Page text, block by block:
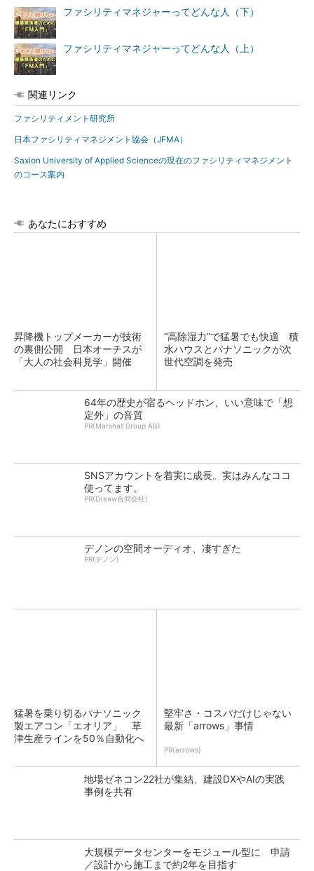
ファシリティマネジャーってどんな人（下）
ファシリティマネジャーってどんな人（上）
関連リンク
ファシリティメント研究所
日本ファシリティマネジメント協会（JFMA）
Saxion University of Applied Scienceの現在のファシリティマネジメント
のコース案内
あなたにおすすめ
昇降機トップメーカーが技術
の裏側公開 日本オーチスが
「大人の社会科見学」開催
“高除湿力”で猛暑でも快適 積
水ハウスとパナソニックが次
世代空調を発売
64年の歴史が宿るヘッドホン、いい意味で「想
定外」の音質
PR(Marshall Group AB)
SNSアカウントを着実に成長。実はみんなココ
使ってます。
PR(Dreaw合同会社)
デノンの空間オーディオ、凄すぎた
PR(デノン)
猛暑を乗り切るパナソニック
製エアコン「エオリア」 草
津生産ラインを50％自動化へ
堅牢さ・コスパだけじゃない
最新「arrows」事情
PR(arrows)
地場ゼネコン22社が集結、建設DXやAIの実践
事例を共有
大規模データセンターをモジュール型に 申請
／設計から施工まで約2年を目指す